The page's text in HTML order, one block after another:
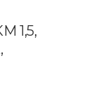
1,5,